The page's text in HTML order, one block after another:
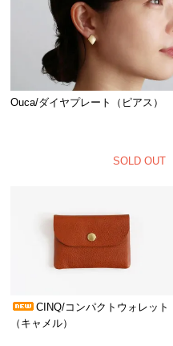
Ouca/ダイヤプレート（ピアス）
SOLD OUT
CINQ/コンパクトウォレット
（キャメル）